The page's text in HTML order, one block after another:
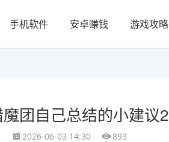
手机软件 安卓赚钱 游戏攻略
魔团自己总结的小建议2
2026-06-03 14:30 893